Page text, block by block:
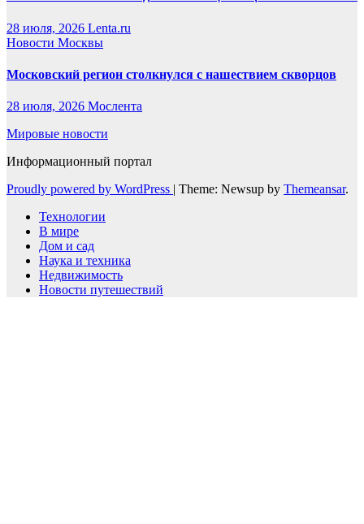
28 июля, 2026 Lenta.ru
Новости Москвы
Московский регион столкнулся с нашествием скворцов
28 июля, 2026 Мослента
Мировые новости
Информационный портал
Proudly powered by WordPress | Theme: Newsup by Themeansar.
Технологии
В мире
Дом и сад
Наука и техника
Недвижимость
Новости путешествий